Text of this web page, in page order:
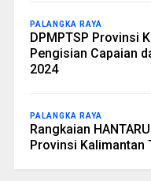
PALANGKA RAYA
DPMPTSP Provinsi
Pengisian Capaian
2024
PALANGKA RAYA
Rangkaian
Provinsi Kalimantan